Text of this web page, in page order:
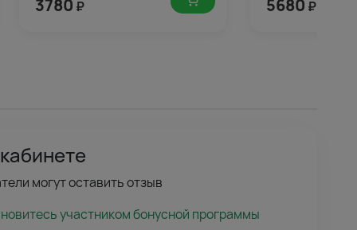
3780 ₽ 5680 ₽
могут оставить отзыв
участником бонусной программы